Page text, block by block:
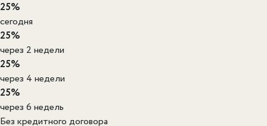
25%
сегодня
25%
через 2 недели
25%
через 4 недели
25%
через 6 недель
Без кредитного договора